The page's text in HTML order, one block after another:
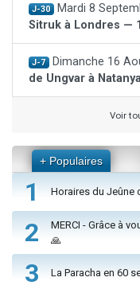
J-30 Mardi 8
Sitruk à Londres —
J-7 Dimanche 16
de Ungvar à
Voir
+ Populaires
1 Horaires du Jeûne
2
MERCI - Grâce à
🙏
3 La Paracha en 60